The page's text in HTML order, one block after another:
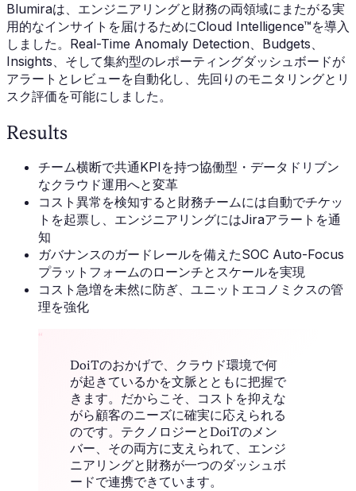
Blumiraは、エンジニアリングと財務の両領域にまたがる実
用的なインサイトを届けるためにCloud Intelligence™を導入
しました。Real-Time Anomaly Detection、Budgets、
Insights、そして集約型のレポーティングダッシュボードが
アラートとレビューを自動化し、先回りのモニタリングとリ
スク評価を可能にしました。
Results
チーム横断で共通KPIを持つ協働型・データドリブン
なクラウド運用へと変革
コスト異常を検知すると財務チームには自動でチケッ
トを起票し、エンジニアリングにはJiraアラートを通
知
ガバナンスのガードレールを備えたSOC Auto-Focus
プラットフォームのローンチとスケールを実現
コスト急増を未然に防ぎ、ユニットエコノミクスの管
理を強化
“
DoiTのおかげで、クラウド環境で何
が起きているかを文脈とともに把握で
きます。だからこそ、コストを抑えな
がら顧客のニーズに確実に応えられる
のです。テクノロジーとDoiTのメン
バー、その両方に支えられて、エンジ
ニアリングと財務が一つのダッシュボ
ードで連携できています。